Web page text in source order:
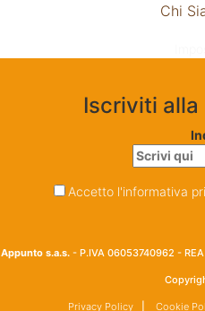
Chi
Iscriviti
Accetto l'informativa
Appunto s.a.s. - P.IVA 06053740962 -
Privacy Policy| Cookie